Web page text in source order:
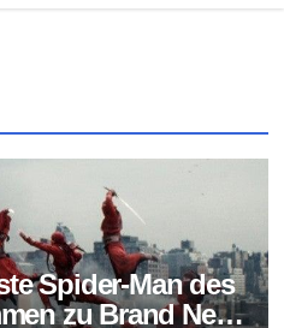
Spider-Man des
zu Brand New